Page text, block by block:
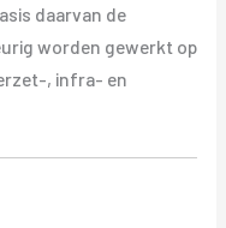
daarvan de
worden gewerkt op
, infra- en